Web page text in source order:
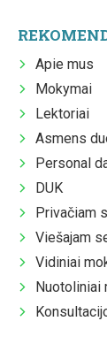
Apie mus
Mokymai
Lektoriai
Asmens
Personal
DUK
Privačiam
Viešajam
Vidiniai
Nuotoliniai